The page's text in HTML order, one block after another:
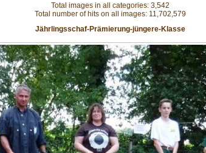
Total images in all categories: 3,542
Total number of hits on all images: 11,702,579
Jährlingsschaf-Prämierung-jüngere-Klasse